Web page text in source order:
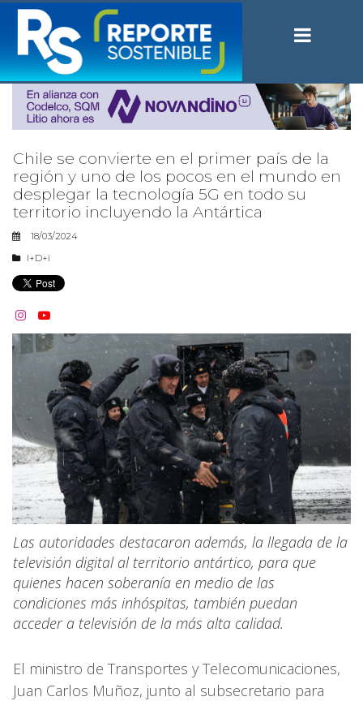
Chile se convierte en el primer país de la
región y uno de los pocos en el mundo en
desplegar la tecnología 5G en todo su
territorio incluyendo la Antártica
18/03/2024
I+D+i
 
Las autoridades destacaron además, la llegada de la
televisión digital al territorio antártico, para que
quienes hacen soberanía en medio de las
condiciones más inhóspitas, también puedan
acceder a televisión de la más alta calidad.
El ministro de Transportes y Telecomunicaciones,
Juan Carlos Muñoz, junto al subsecretario para